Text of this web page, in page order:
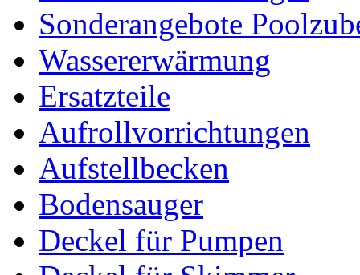
Sonderangebote
Wassererwärmung
Ersatzteile
Aufrollvorrichtungen
Aufstellbecken
Bodensauger
Deckel für Pumpen